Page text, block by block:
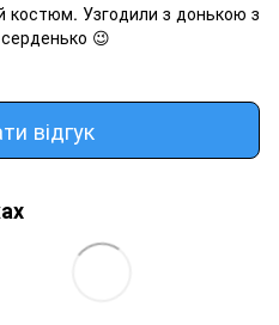
Узгодили з донькою з
😉
відгук